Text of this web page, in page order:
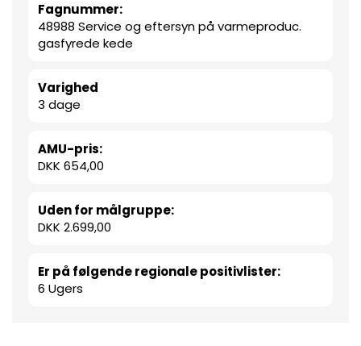
Fagnummer:
48988 Service og eftersyn på varmeproduc.
gasfyrede kede
Varighed
3 dage
AMU-pris:
DKK 654,00
Uden for målgruppe:
DKK 2.699,00
Er på følgende regionale positivlister:
6 Ugers